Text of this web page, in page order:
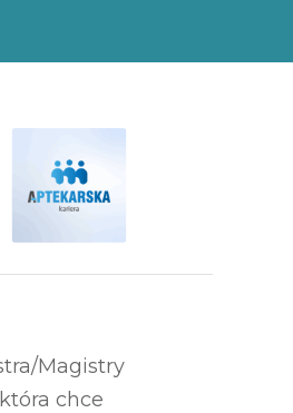
Magistry
chce